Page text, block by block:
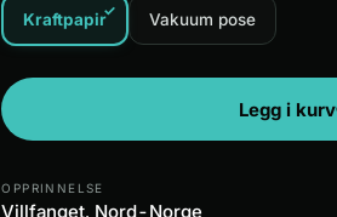
Kraftpapir✓ Vakuum pose
Legg i kurv
OPPRINNELSE
Villfanget, Nord-Norge